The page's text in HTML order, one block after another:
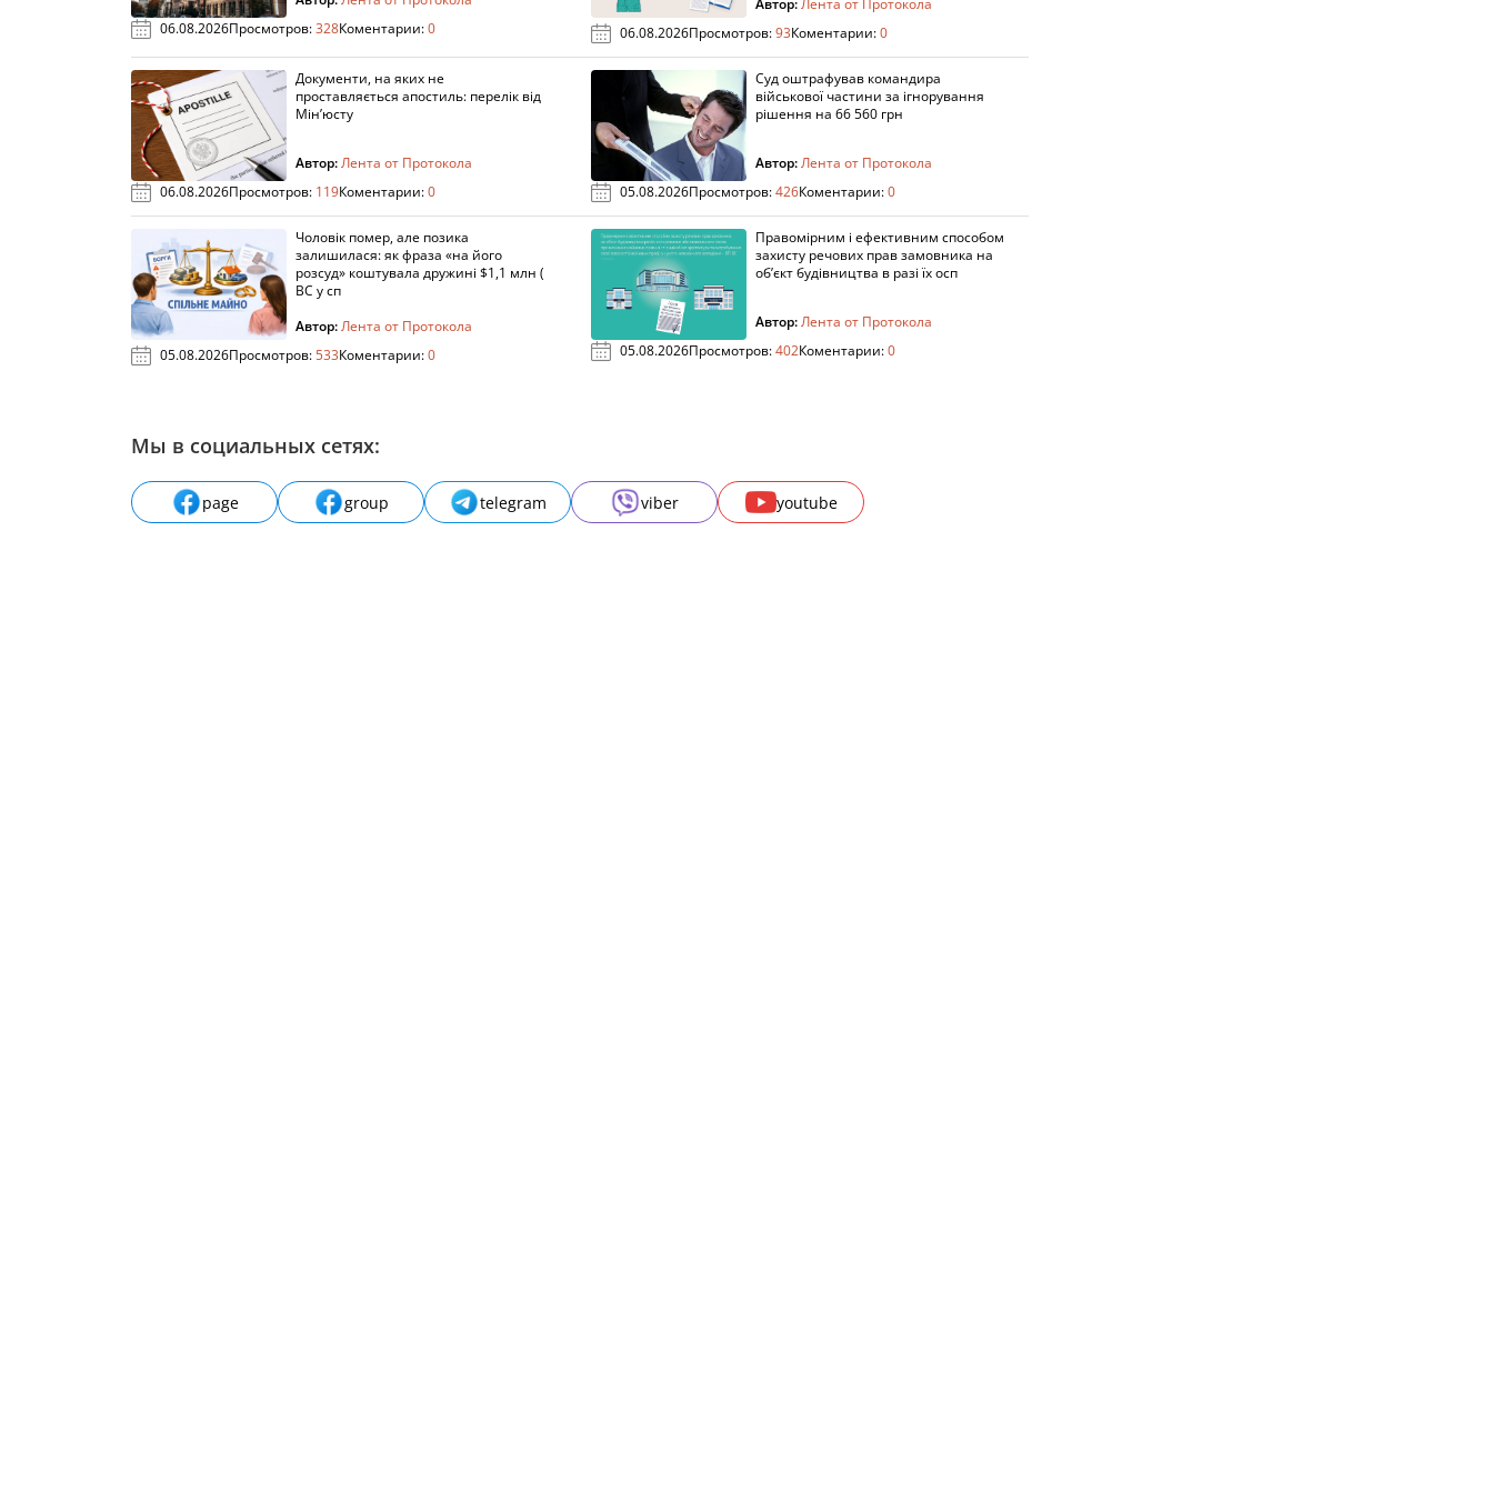
06.08.2026Просмотров:328Коментарии:0
Автор:Лента от Протокола
06.08.2026Просмотров:93Коментарии:0
Документи, на яких не
проставляється апостиль: перелік від
Мін’юсту
Автор:Лента от Протокола
06.08.2026Просмотров: 119Коментарии:0
Суд оштрафував командира
військової частини за ігнорування
рішення на 66 560 грн
Автор:Лента от Протокола
05.08.2026Просмотров:426Коментарии:0
Чоловік помер, але позика
залишилася: як фраза «на його
розсуд» коштувала дружині $1,1 млн (
ВС у сп
Автор:Лента от Протокола
05.08.2026Просмотров:533Коментарии:0
Правомірним і ефективним способом
захисту речових прав замовника на
об’єкт будівництва в разі їх осп
Автор:Лента от Протокола
05.08.2026Просмотров:402Коментарии:0
Мы в социальных сетях:
page group telegram viber youtube